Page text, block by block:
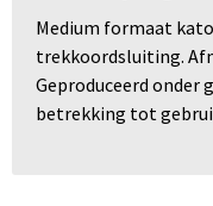
Medium formaat
trekkoordsluiting.
Geproduceerd onder
betrekking tot